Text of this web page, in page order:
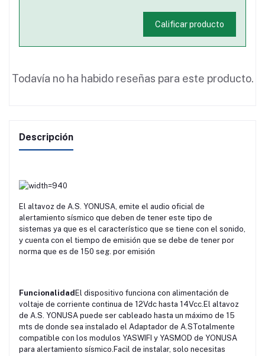
Calificar producto
Todavía no ha habido reseñas para este producto.
Descripción
El altavoz de A.S. YONUSA, emite el audio oficial de
alertamiento sísmico que deben de tener este tipo de
sistemas ya que es el característico que se tiene con el sonido,
y cuenta con el tiempo de emisión que se debe de tener por
norma que es de 150 seg. por emisión
FuncionalidadEl dispositivo funciona con alimentación de
voltaje de corriente continua de 12Vdc hasta 14Vcc. El altavoz
de A.S. YONUSA puede ser cableado hasta un máximo de 15
mts de donde sea instalado el Adaptador de A.STotalmente
compatible con los modulos YASWIFI y YASMOD de YONUSA
para alertamiento sísmico. Facil de instalar, solo necesitas